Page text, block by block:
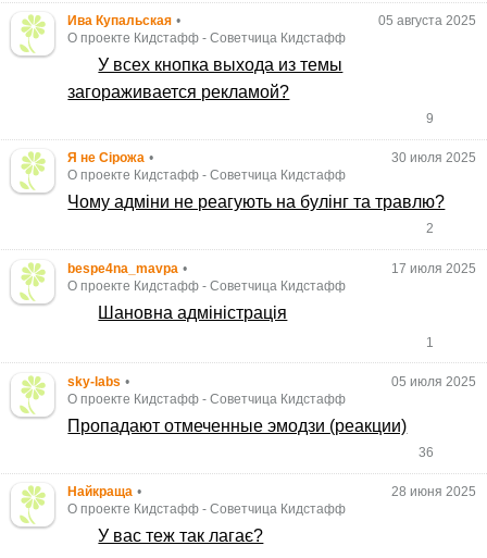
Ива Купальская •
05 августа 2025
О проекте Кидстафф -Советчица Кидстафф
У всех кнопка выхода из темы
загораживается рекламой?
9
Я не Сірожа •
30 июля 2025
О проекте Кидстафф -Советчица Кидстафф
Чому адміни не реагують на булінг та травлю?
2
bespe4na_mavpa •
17 июля 2025
О проекте Кидстафф -Советчица Кидстафф
Шановна адміністрація
1
sky-labs •
05 июля 2025
О проекте Кидстафф -Советчица Кидстафф
Пропадают отмеченные эмодзи (реакции)
36
Найкраща •
28 июня 2025
О проекте Кидстафф -Советчица Кидстафф
У вас теж так лагає?